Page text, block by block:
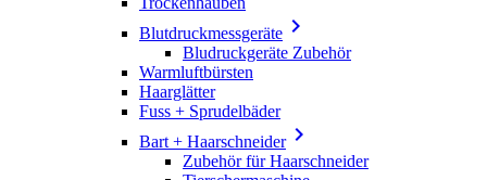
Blutdruckmessgeräte 
Bludruckgeräte Zubehör
Warmluftbürsten
Haarglätter
Fuss + Sprudelbäder
Bart + Haarschneider
Zubehör für Haarschneider